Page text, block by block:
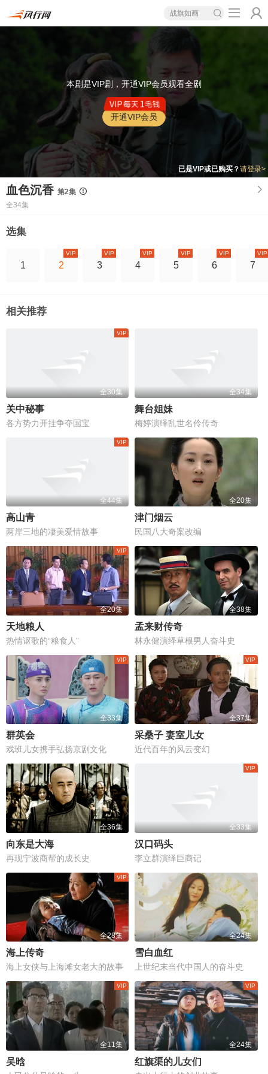
战旗如画
本剧是VIP剧，开通VIP会员观看全剧
开通VIP会员
已是VIP或已购买？请登录>
血色沉香 第2集
全34集
选集
1 2
VIP
3
VIP
4
VIP
5
VIP
6
VIP
7
VIP
相关推荐
全30集
关中秘事
各方势力开挂争夺国宝
全34集
舞台姐妹
梅婷演绎乱世名伶传奇
全44集
高山青
两岸三地的凄美爱情故事
全20集
津门烟云
民国八大奇案改编
全20集
天地粮人
热情讴歌的“粮食人”
全38集
孟来财传奇
林永健演绎草根男人奋斗史
全33集
群英会
戏班儿女携手弘扬京剧文化
全37集
采桑子 妻室儿女
近代百年的风云变幻
全36集
向东是大海
再现宁波商帮的成长史
全33集
汉口码头
李立群演绎巨商记
全28集
海上传奇
海上女侠与上海滩女老大的故事
全24集
雪白血红
上世纪末当代中国人的奋斗史
全11集
吴晗
全24集
红旗渠的儿女们